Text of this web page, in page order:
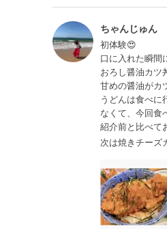
ちゃんじゅん
初体験😍
口に入れた瞬間
おろし醤油カツ
甘めの醤油がカ
うどんは食べに
なくて、今回
紹介前と比べて
次は焼きチーズ